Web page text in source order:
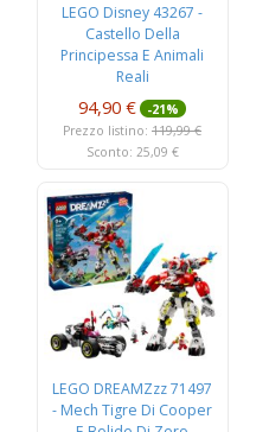
LEGO Disney 43267 -
Castello Della
Principessa E Animali
Reali
94,90 €
-21%
Prezzo listino: 119,99 €
Sconto: 25,09 €
LEGO DREAMZzz 71497
- Mech Tigre Di Cooper